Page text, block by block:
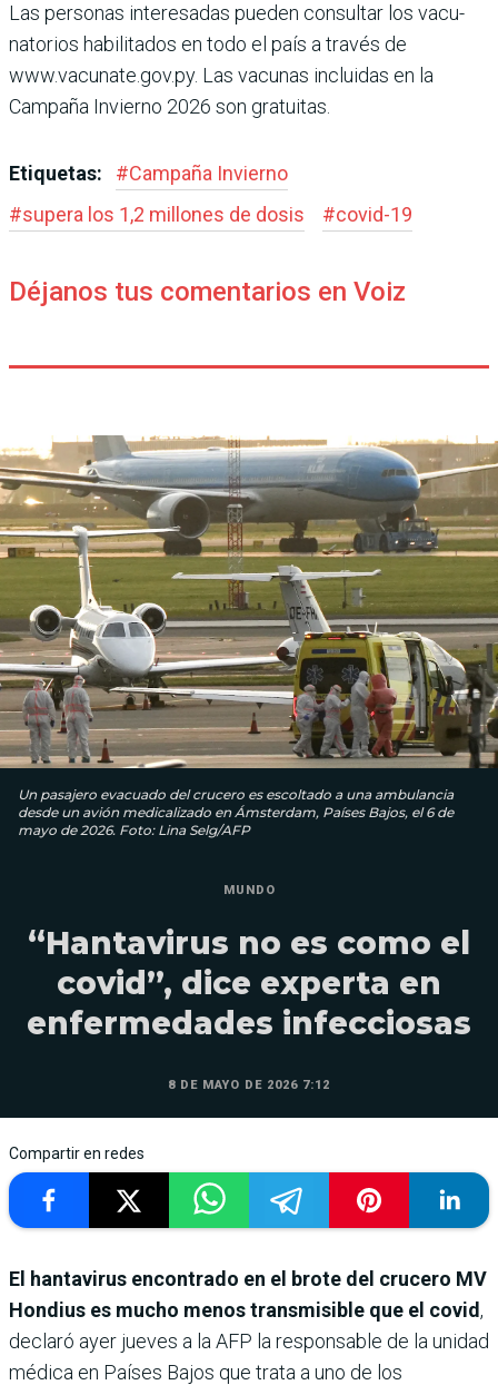
Las personas interesadas pueden consultar los vacu­
natorios habilitados en todo el país a través de
www.vacunate.gov.py. Las vacu­nas incluidas en la
Campaña Invierno 2026 son gratuitas.
Etiquetas: #Campaña Invierno
#supera los 1,2 millones de dosis #covid-19
Déjanos tus comentarios en Voiz
Un pasajero evacuado del crucero es escoltado a una ambulancia
desde un avión medicalizado en Ámsterdam, Países Bajos, el 6 de
mayo de 2026. Foto: Lina Selg/AFP
MUNDO
“Hantavirus no es como el
covid”, dice experta en
enfermedades infecciosas
8 DE MAYO DE 2026 7:12
Compartir en redes
El hantavirus encontrado en el brote del crucero MV
Hondius es mucho menos transmisible que el covid,
declaró ayer jueves a la AFP la responsable de la unidad
médica en Países Bajos que trata a uno de los